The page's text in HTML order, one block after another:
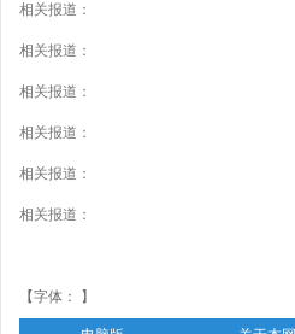
相关报道：
相关报道：
相关报道：
相关报道：
相关报道：
相关报道：
【字体： 】